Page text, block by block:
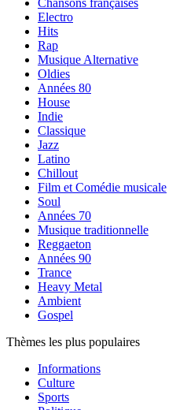
Chansons françaises
Electro
Hits
Rap
Musique Alternative
Oldies
Années 80
House
Indie
Classique
Jazz
Latino
Chillout
Film et Comédie musicale
Soul
Années 70
Musique traditionnelle
Reggaeton
Années 90
Trance
Heavy Metal
Ambient
Gospel
Thèmes les plus populaires
Informations
Culture
Sports